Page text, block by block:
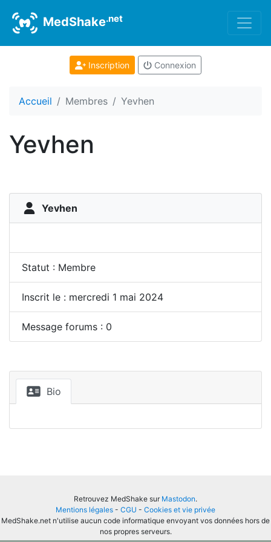
MedShake.net
Inscription Connexion
Accueil Membres Yevhen
Yevhen
Yevhen
Statut : Membre
Inscrit le : mercredi 1 mai 2024
Message forums : 0
Bio
Retrouvez MedShake sur Mastodon.
Mentions légales - CGU - Cookies et vie privée
MedShake.net n'utilise aucun code informatique envoyant vos données hors de
nos propres serveurs.